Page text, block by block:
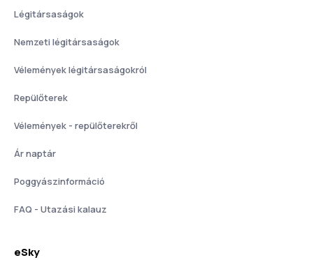
Légitársaságok
Nemzeti légitársaságok
Vélemények légitársaságokról
Repülőterek
Vélemények - repülőterekről
Ár naptár
Poggyászinformáció
FAQ - Utazási kalauz
eSky